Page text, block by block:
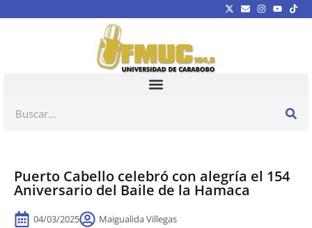
Puerto Cabello celebró con alegría el 154
Aniversario del Baile de la Hamaca
04/03/2025 Maigualida Villegas